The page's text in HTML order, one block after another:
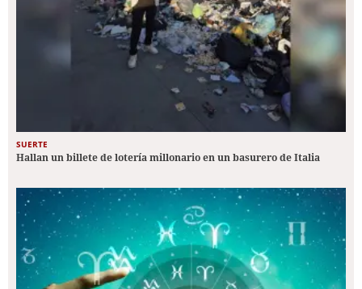
SUERTE
Hallan un billete de lotería millonario en un basurero de Italia